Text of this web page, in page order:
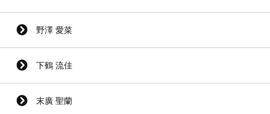
野澤 愛菜
下鶴 流佳
末廣 聖蘭